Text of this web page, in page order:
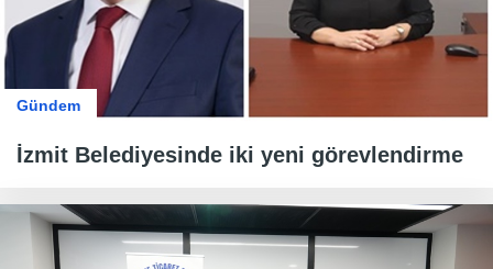
Gündem
İzmit Belediyesinde iki yeni görevlendirme